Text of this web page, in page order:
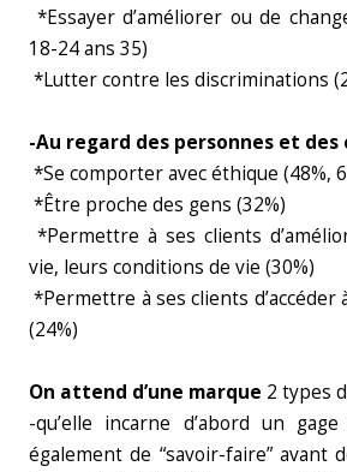
*Essayer d’améliorer ou de
18-24 ans 35)
*Lutter contre les discriminations
-Au regard des personnes et des
*Se comporter avec éthique (48%,
*Être proche des gens (32%)
*Permettre à ses clients
vie, leurs conditions de vie (30%)
*Permettre à ses clients
(24%)
On attend d’une marque 2 types
-qu’elle incarne d’abord un
également de “savoir-faire” avant